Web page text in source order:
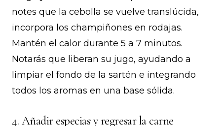
notes que la cebolla se vuelve translúcida,
incorpora los champiñones en rodajas.
Mantén el calor durante 5 a 7 minutos.
Notarás que liberan su jugo, ayudando a
limpiar el fondo de la sartén e integrando
todos los aromas en una base sólida.
4. Añadir especias y regresar la carne